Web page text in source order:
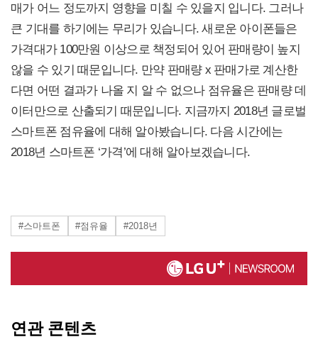
매가 어느 정도까지 영향을 미칠 수 있을지 입니다. 그러나
큰 기대를 하기에는 무리가 있습니다. 새로운 아이폰들은
가격대가 100만원 이상으로 책정되어 있어 판매량이 높지
않을 수 있기 때문입니다. 만약 판매량 x 판매가로 계산한
다면 어떤 결과가 나올 지 알 수 없으나 점유율은 판매량 데
이터만으로 산출되기 때문입니다. 지금까지 2018년 글로벌
스마트폰 점유율에 대해 알아봤습니다. 다음 시간에는
2018년 스마트폰 ‘가격’에 대해 알아보겠습니다.
#스마트폰 #점유율 #2018년
연관 콘텐츠